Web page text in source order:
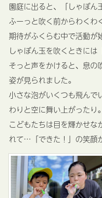
園庭に出ると、「しゃぼん
ふーっと吹く前からわくわ
期待がふくらむ中で活動が
しゃぼん玉を吹くときに
そっと声をかけると、息の
姿が見られました。
小さな泡がいくつも飛んで
わりと空に舞い上がったり。
こどもたちは目を輝かせな
れて…「できた！」の笑顔